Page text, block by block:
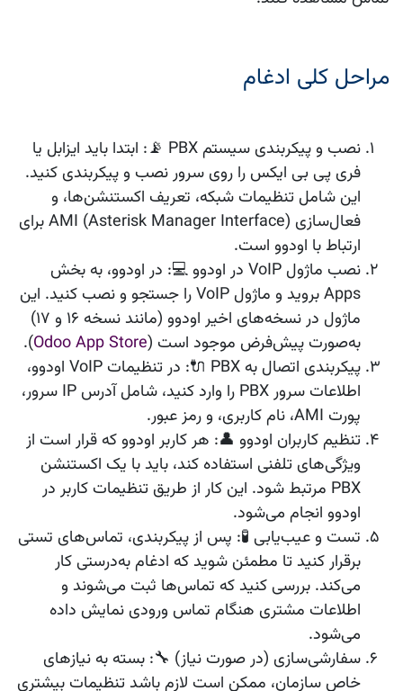
مراحل کلی ادغام
نصب و پیکربندی سیستم PBX
📡: ابتدا باید ایزابل یا
فری پی بی ایکس را روی سرور نصب و پیکربندی کنید.
این شامل تنظیمات شبکه، تعریف اکستنشن‌ها، و
فعال‌سازی AMI (Asterisk Manager Interface) برای
ارتباط با اودوو است.
نصب ماژول VoIP در اودوو
💻: در اودوو، به بخش
Apps بروید و ماژول VoIP را جستجو و نصب کنید. این
ماژول در نسخه‌های اخیر اودوو (مانند نسخه 16 و 17)
به‌صورت پیش‌فرض موجود است (Odoo App Store
).
پیکربندی اتصال به PBX
🔌: در تنظیمات VoIP اودوو،
اطلاعات سرور PBX را وارد کنید، شامل آدرس IP سرور،
پورت AMI، نام کاربری، و رمز عبور.
تنظیم کاربران اودوو 👤: هر کاربر اودوو که قرار است از
ویژگی‌های تلفنی استفاده کند، باید با یک اکستنشن
PBX مرتبط شود. این کار از طریق تنظیمات کاربر در
اودوو انجام می‌شود.
تست و عیب‌یابی 🧪: پس از پیکربندی، تماس‌های تستی
برقرار کنید تا مطمئن شوید که ادغام به‌درستی کار
می‌کند. بررسی کنید که تماس‌ها ثبت می‌شوند و
اطلاعات مشتری هنگام تماس ورودی نمایش داده
می‌شود.
سفارشی‌سازی (در صورت نیاز) 🔧: بسته به نیازهای
خاص سازمان، ممکن است لازم باشد تنظیمات بیشتری